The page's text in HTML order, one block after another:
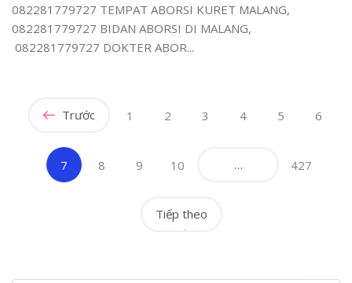
082281779727 TEMPAT ABORSI KURET MALANG,
082281779727 BIDAN ABORSI DI MALANG,
082281779727 DOKTER ABOR...
Trước 1 2 3 4 5 6
7 (current)
8 9 10 … 427
Tiếp theo